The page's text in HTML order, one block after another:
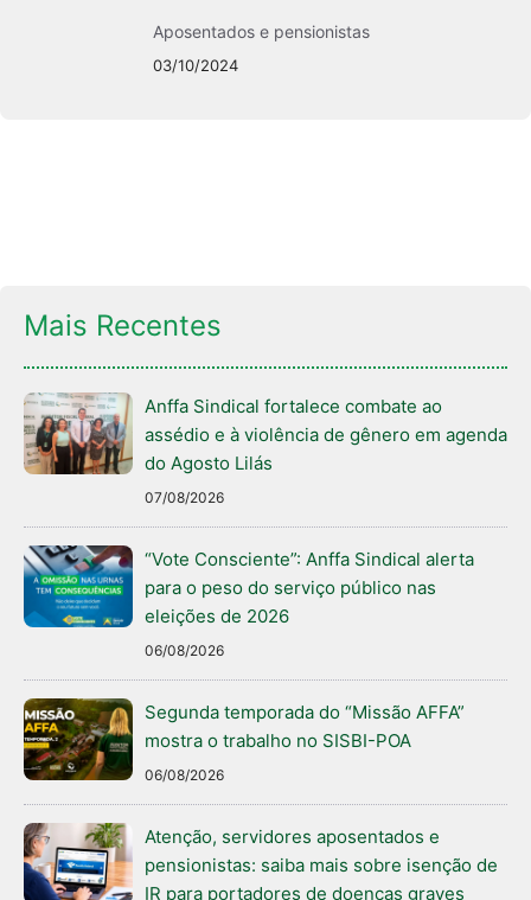
Aposentados e pensionistas
03/10/2024
Mais Recentes
Anffa Sindical fortalece combate ao
assédio e à violência de gênero em agenda
do Agosto Lilás
07/08/2026
“Vote Consciente”: Anffa Sindical alerta
para o peso do serviço público nas
eleições de 2026
06/08/2026
Segunda temporada do “Missão AFFA”
mostra o trabalho no SISBI-POA
06/08/2026
Atenção, servidores aposentados e
pensionistas: saiba mais sobre isenção de
IR para portadores de doenças graves